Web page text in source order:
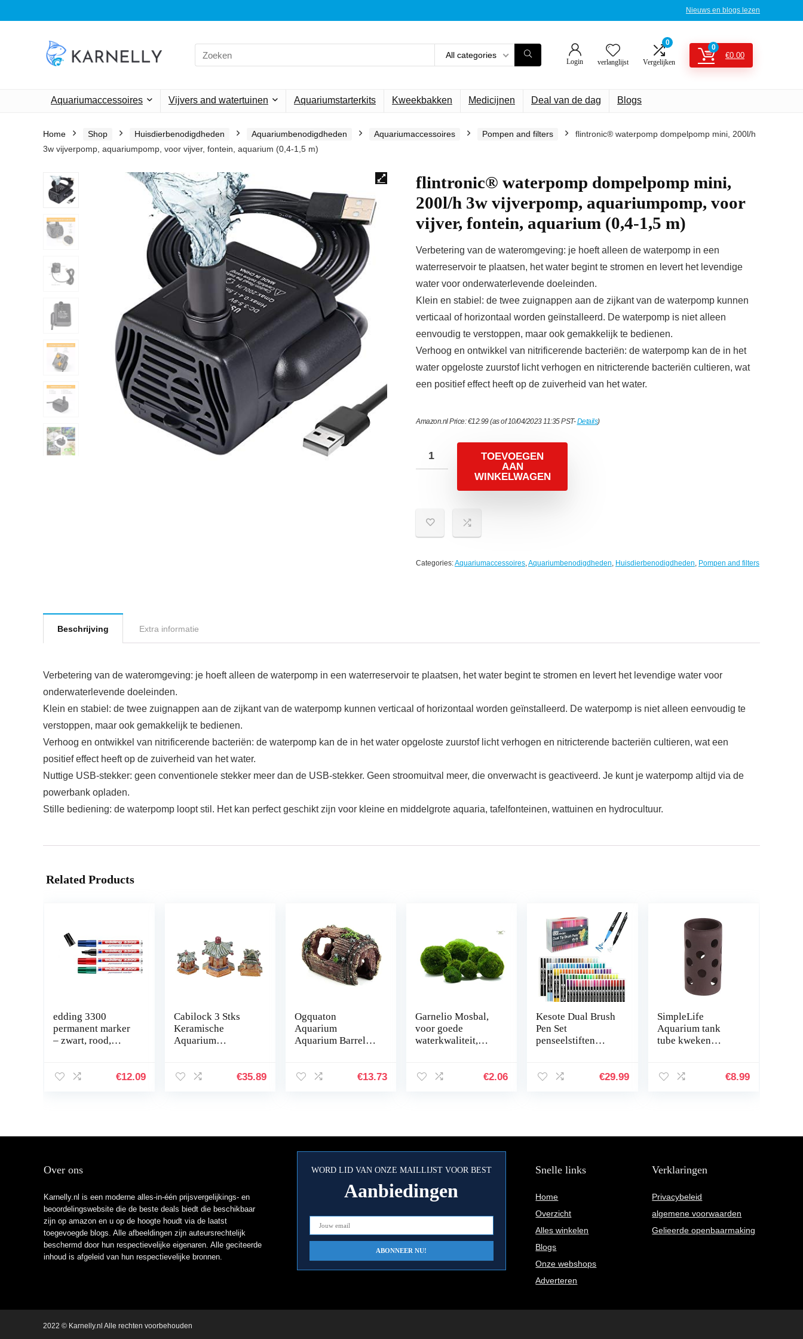
Nieuws en blogs lezen
Search
for:
All categories
Login verlanglijst
0
Vergelijken
0
€0.00
Aquariumaccessoires Vijvers and watertuinen Aquariumstarterkits Kweekbakken Medicijnen Deal van de dag Blogs
Home Shop Huisdierbenodigdheden Aquariumbenodigdheden Aquariumaccessoires Pompen and filters
flintronic® waterpomp dompelpomp mini, 200l/h
3w vijverpomp, aquariumpomp, voor vijver, fontein, aquarium (0,4-1,5 m)
flintronic® waterpomp dompelpomp mini,
200l/h 3w vijverpomp, aquariumpomp, voor
vijver, fontein, aquarium (0,4-1,5 m)
Verbetering van de wateromgeving: je hoeft alleen de waterpomp in een
waterreservoir te plaatsen, het water begint te stromen en levert het levendige
water voor onderwaterlevende doeleinden.
Klein en stabiel: de twee zuignappen aan de zijkant van de waterpomp kunnen
verticaal of horizontaal worden geïnstalleerd. De waterpomp is niet alleen
eenvoudig te verstoppen, maar ook gemakkelijk te bedienen.
Verhoog en ontwikkel van nitrificerende bacteriën: de waterpomp kan de in het
water opgeloste zuurstof licht verhogen en nitricterende bacteriën cultieren, wat
een positief effect heeft op de zuiverheid van het water.
Amazon.nl Price:€12.99(as of 10/04/2023 11:35 PST-Details)
TOEVOEGEN
AAN
WINKELWAGEN
Categories:Aquariumaccessoires,Aquariumbenodigdheden, Huisdierbenodigdheden, Pompen and filters
Beschrijving Extra informatie
Verbetering van de wateromgeving: je hoeft alleen de waterpomp in een waterreservoir te plaatsen, het water begint te stromen en levert het levendige water voor
onderwaterlevende doeleinden.
Klein en stabiel: de twee zuignappen aan de zijkant van de waterpomp kunnen verticaal of horizontaal worden geïnstalleerd. De waterpomp is niet alleen eenvoudig te
verstoppen, maar ook gemakkelijk te bedienen.
Verhoog en ontwikkel van nitrificerende bacteriën: de waterpomp kan de in het water opgeloste zuurstof licht verhogen en nitricterende bacteriën cultieren, wat een
positief effect heeft op de zuiverheid van het water.
Nuttige USB-stekker: geen conventionele stekker meer dan de USB-stekker. Geen stroomuitval meer, die onverwacht is geactiveerd. Je kunt je waterpomp altijd via de
powerbank opladen.
Stille bediening: de waterpomp loopt stil. Het kan perfect geschikt zijn voor kleine en middelgrote aquaria, tafelfonteinen, wattuinen en hydrocultuur.
Related Products
edding 3300
permanent marker
– zwart, rood,
1-5 mm –
€12.09
Cabilock 3 Stks
Keramische
Aquarium
Landschap
Voor…
€35.89
Ogquaton
Aquarium
Aquarium Barrel
landschapsbouw
€13.73
Garnelio Mosbal,
voor goede
waterkwaliteit,
grootte: 3 tot 5 cm
€2.06
Kesote Dual Brush
Pen Set
penseelstiften
kinderen dubbele
€29.99
SimpleLife
Aquarium tank
tube kweken
visgarnalen plant
€8.99
Over ons
Karnelly.nl is een moderne alles-in-één prijsvergelijkings- en
beoordelingswebsite die de beste deals biedt die beschikbaar
zijn op amazon en u op de hoogte houdt via de laatst
toegevoegde blogs. Alle afbeeldingen zijn auteursrechtelijk
beschermd door hun respectievelijke eigenaren. Alle geciteerde
inhoud is afgeleid van hun respectievelijke bronnen.
WORD LID VAN ONZE MAILLIJST VOOR BEST
Aanbiedingen
Snelle links
Home
Overzicht
Alles winkelen
Blogs
Onze webshops
Adverteren
Verklaringen
Privacybeleid
algemene voorwaarden
Gelieerde openbaarmaking
2022 © Karnelly.nl Alle rechten voorbehouden